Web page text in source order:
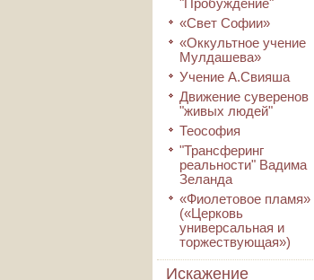
"Пробуждение"
«Свет Софии»
«Оккультное учение
Мулдашева»
Учение А.Свияша
Движение суверенов
"живых людей"
Теософия
"Трансферинг
реальности" Вадима
Зеланда
«Фиолетовое пламя»
(«Церковь
универсальная и
торжествующая»)
Искажение